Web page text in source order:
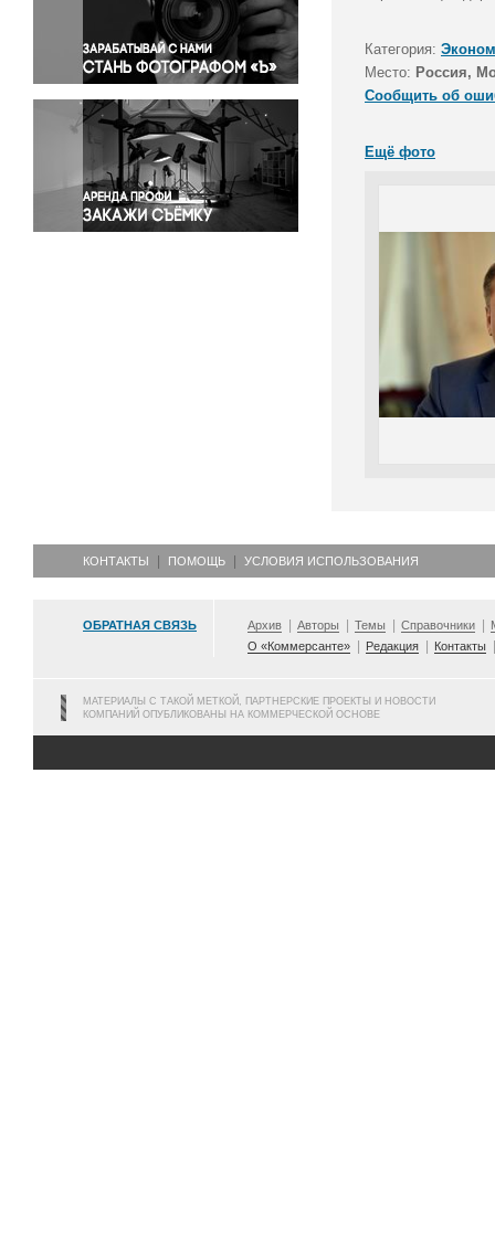
Правосудие
Происшествия и конфликты
Религия
Светская жизнь
Спорт
Экология
Экономика и бизнес
Категория:
Место: Россия,
Сообщить об
Ещё фото
КОНТАКТЫ ПОМОЩЬ УСЛОВИЯ ИСПОЛЬЗОВАНИЯ
ОБРАТНАЯ СВЯЗЬ Архив Авторы Темы Справочники
О «Коммерсанте»
Редакция Контакты
МАТЕРИАЛЫ С ТАКОЙ МЕТКОЙ, ПАРТНЕРСКИЕ ПРОЕКТЫ И НОВОСТИ
КОМПАНИЙ ОПУБЛИКОВАНЫ НА КОММЕРЧЕСКОЙ ОСНОВЕ